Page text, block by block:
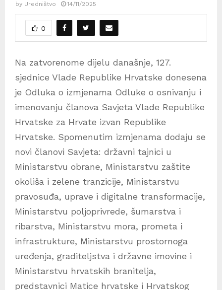
by Uredništvo 14/11/2025
0
Na zatvorenome dijelu današnje, 127.
sjednice Vlade Republike Hrvatske donesena
je Odluka o izmjenama Odluke o osnivanju i
imenovanju članova Savjeta Vlade Republike
Hrvatske za Hrvate izvan Republike
Hrvatske. Spomenutim izmjenama dodaju se
novi članovi Savjeta: državni tajnici u
Ministarstvu obrane, Ministarstvu zaštite
okoliša i zelene tranzicije, Ministarstvu
pravosuđa, uprave i digitalne transformacije,
Ministarstvu poljoprivrede, šumarstva i
ribarstva, Ministarstvu mora, prometa i
infrastrukture, Ministarstvu prostornoga
uređenja, graditeljstva i državne imovine i
Ministarstvu hrvatskih branitelja,
predstavnici Matice hrvatske i Hrvatskog